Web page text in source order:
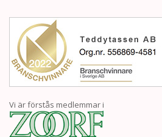
Vi är förstås medlemmar i